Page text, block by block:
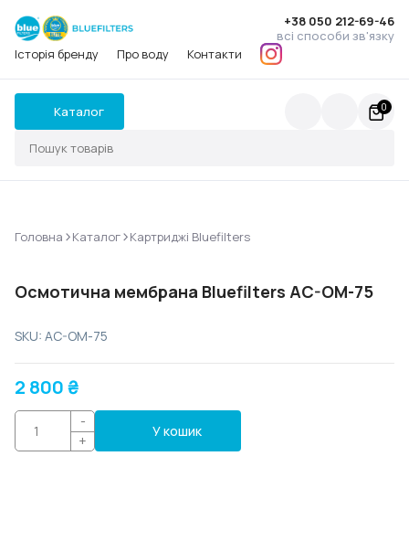
Історія бренду Про воду Контакти
+38 050 212-69-46
всі способи зв'язку
Каталог 0
Головна >Каталог>Картриджі Bluefilters
Осмотична мембрана Bluefilters AC-OM-75
SKU: AC-OM-75
2 800₴
-
+
У кошик